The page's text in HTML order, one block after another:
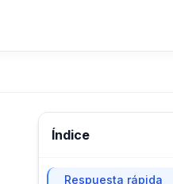
Índice
Respuesta rápida